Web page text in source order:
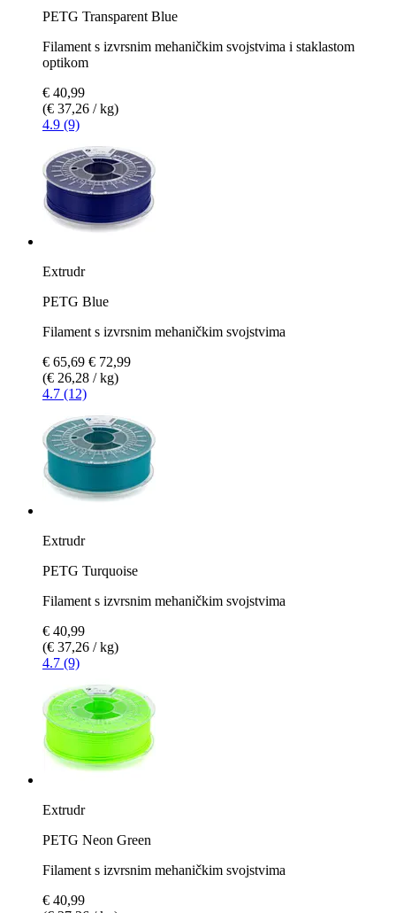
PETG Transparent Blue
Filament s izvrsnim mehaničkim svojstvima i staklastom
optikom
€ 40,99
(€ 37,26 / kg)
4.9 (9)
Extrudr
PETG Blue
Filament s izvrsnim mehaničkim svojstvima
€ 65,69 € 72,99
(€ 26,28 / kg)
4.7 (12)
Extrudr
PETG Turquoise
Filament s izvrsnim mehaničkim svojstvima
€ 40,99
(€ 37,26 / kg)
4.7 (9)
Extrudr
PETG Neon Green
Filament s izvrsnim mehaničkim svojstvima
€ 40,99